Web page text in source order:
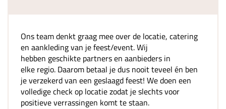
Ons team denkt graag mee over de locatie, catering
en aankleding van je feest/event. Wij
hebben geschikte partners en aanbieders in
elke regio. Daarom betaal je dus nooit teveel én ben
je verzekerd van een geslaagd feest! We doen een
volledige check op locatie zodat je slechts voor
positieve verrassingen komt te staan.